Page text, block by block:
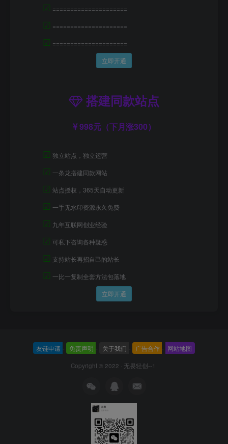
☑ =====================
☑ =====================
☑ =====================
立即开通
搭建同款站点
998元（下月涨300）
☑ 独立站点，独立运营
☑ 一条龙搭建同款网站
☑ 站点授权，365天自动更新
☑ 一手无水印资源永久免费
☑ 九年互联网创业经验
☑ 可私下咨询各种疑惑
☑ 支持站长再招自己的站长
☑ 一比一复制全套方法包落地
立即开通
友链申请 - 免责声明 - 关于我们 - 广告合作 - 网站地图
Copyright © 2022 · 无畏轻创--1